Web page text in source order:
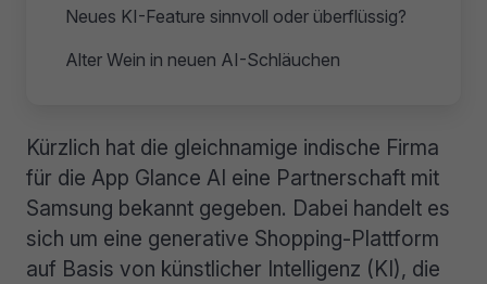
Neues KI-Feature sinnvoll oder überflüssig?
Alter Wein in neuen AI-Schläuchen
Kürzlich hat die gleichnamige indische Firma
für die App Glance AI eine Partnerschaft mit
Samsung bekannt gegeben. Dabei handelt es
sich um eine generative Shopping-Plattform
auf Basis von künstlicher Intelligenz (KI), die